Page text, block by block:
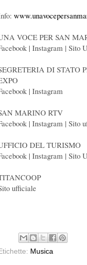
VOCE PER SAN
| Instagram | Sito
DI STATO
| Instagram
MARINO RTV
| Instagram | Sito
DEL TURISMO
| Instagram | Sito
ufficiale
Musica